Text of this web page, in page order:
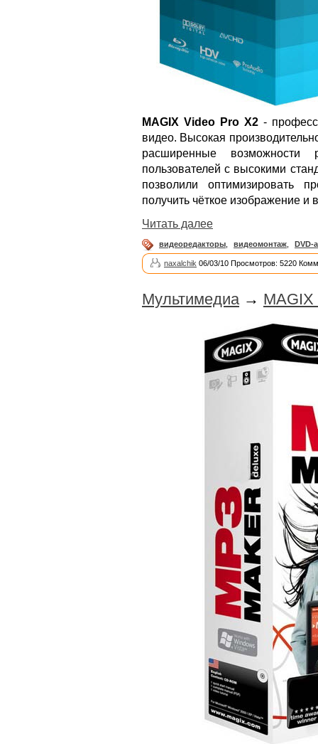
MAGIX Video Pro X2 -
видео. Высокая
расширенные возможности
пользователей с высокими
позволили оптимизировать
получить чёткое изображение и
Читать далее
видеоредакторы видеомонтаж DVD-
naxalchik 06/03/10 Просмотров: 5220
Мультимедиа → MAGIX